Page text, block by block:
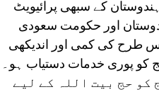
کے سبھی پرائیویٹ
اور حکومت سعودی
طرح کی کمی اور اندیکھی
کو پوری خدمات دستیاب ہو۔
ٹور آپریٹر کے ذریعے 52,508 عازمین حج کو حج بیت اللہ کے لیے